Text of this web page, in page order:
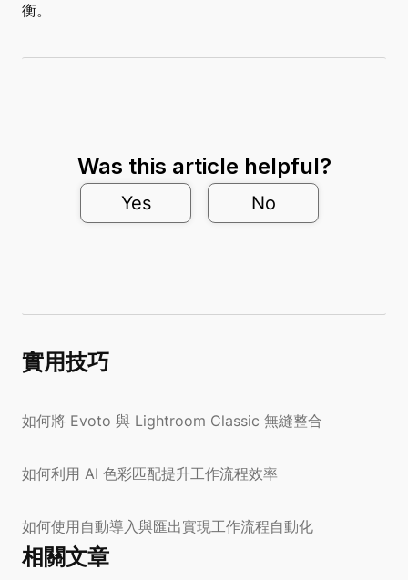
衡。
Was this article helpful?
Yes No
實用技巧
如何將 Evoto 與 Lightroom Classic 無縫整合
如何利用 AI 色彩匹配提升工作流程效率
如何使用自動導入與匯出實現工作流程自動化
相關文章